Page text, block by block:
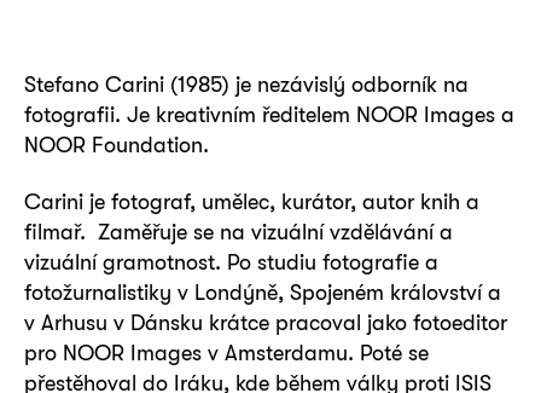
Stefano Carini (1985) je nezávislý odborník na
fotografii. Je kreativním ředitelem NOOR Images a
NOOR Foundation.
Carini je fotograf, umělec, kurátor, autor knih a
filmař. Zaměřuje se na vizuální vzdělávání a
vizuální gramotnost. Po studiu fotografie a
fotožurnalistiky v Londýně, Spojeném království a
v Arhusu v Dánsku krátce pracoval jako fotoeditor
pro NOOR Images v Amsterdamu. Poté se
přestěhoval do Iráku, kde během války proti ISIS